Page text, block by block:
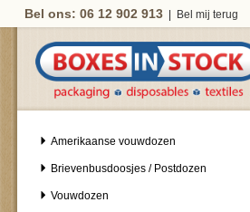
Bel ons: 06 12 902 913 Bel mij terug
Amerikaanse vouwdozen
Brievenbusdoosjes / Postdozen
Vouwdozen